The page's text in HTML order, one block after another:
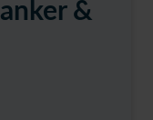
&